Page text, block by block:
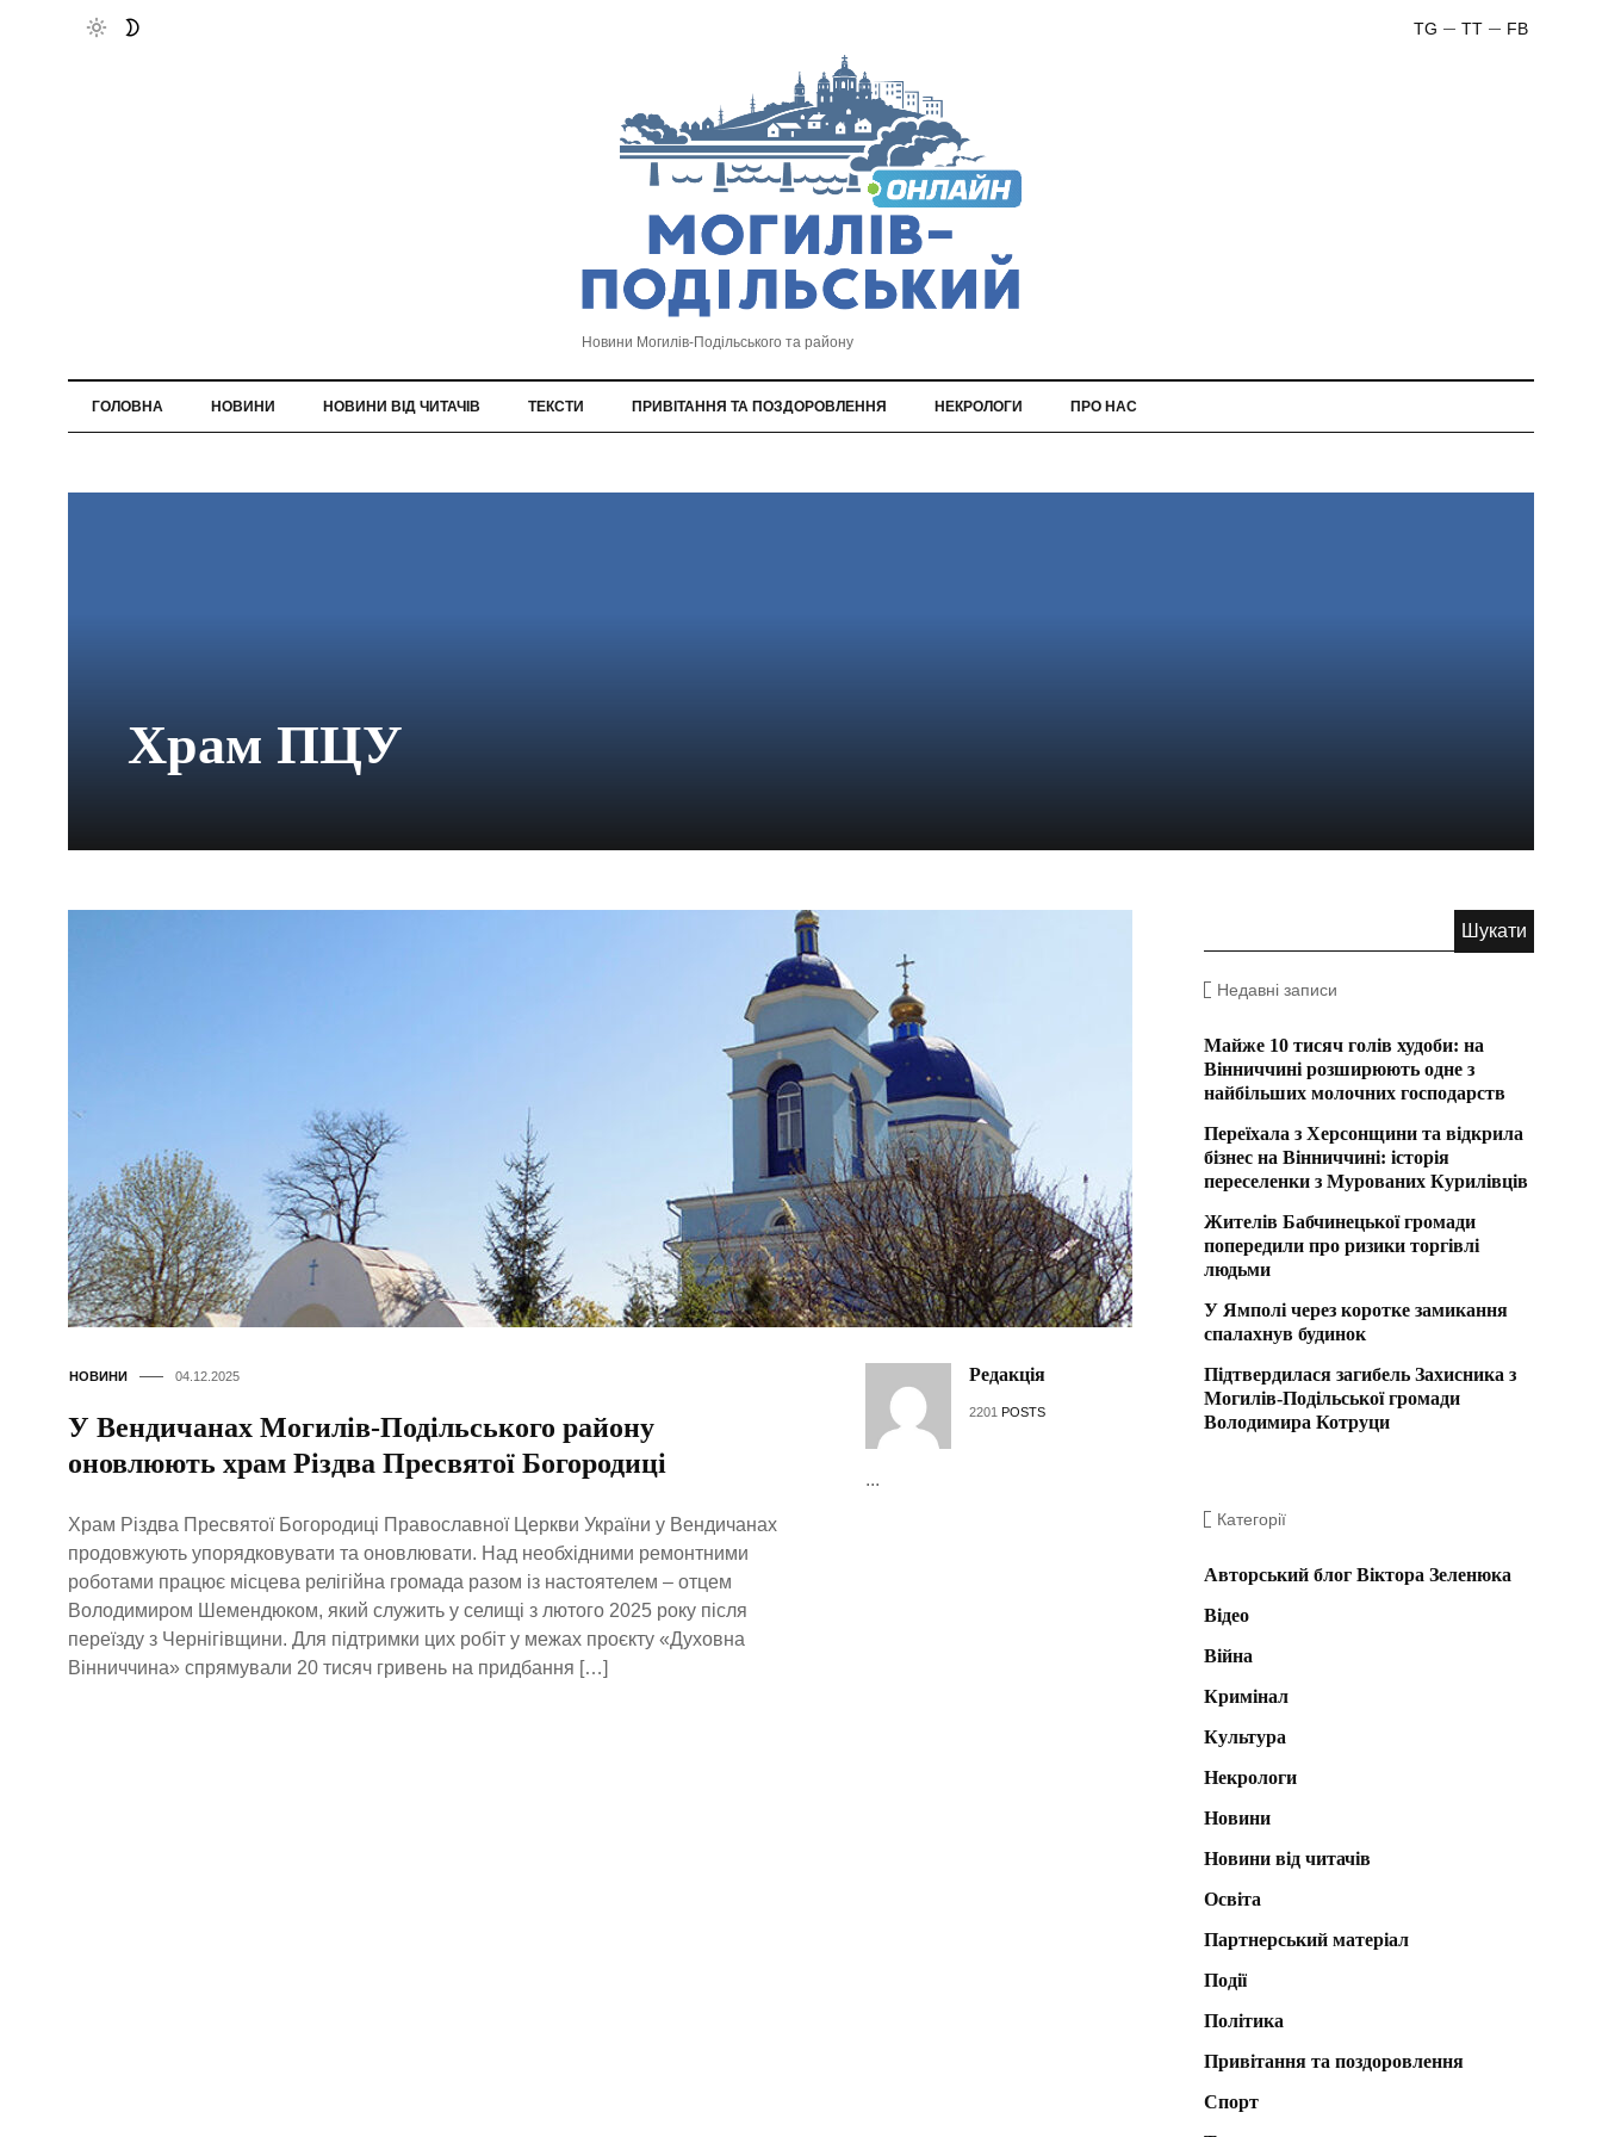
FB
TT
TG
Новини Могилів-Подільського та району
ГОЛОВНА НОВИНИ НОВИНИ ВІД ЧИТАЧІВ ТЕКСТИ ПРИВІТАННЯ ТА ПОЗДОРОВЛЕННЯ НЕКРОЛОГИ ПРО НАС
Храм ПЦУ
НОВИНИ 04.12.2025
У Вендичанах Могилів-Подільського району
оновлюють храм Різдва Пресвятої Богородиці
Храм Різдва Пресвятої Богородиці Православної Церкви України у Вендичанах
продовжують упорядковувати та оновлювати. Над необхідними ремонтними
роботами працює місцева релігійна громада разом із настоятелем – отцем
Володимиром Шемендюком, який служить у селищі з лютого 2025 року після
переїзду з Чернігівщини. Для підтримки цих робіт у межах проєкту «Духовна
Вінниччина» спрямували 20 тисяч гривень на придбання […]
Редакція
2201 POSTS
...
Недавні записи
Майже 10 тисяч голів худоби: на
Вінниччині розширюють одне з
найбільших молочних господарств
Переїхала з Херсонщини та відкрила
бізнес на Вінниччині: історія
переселенки з Мурованих Курилівців
Жителів Бабчинецької громади
попередили про ризики торгівлі
людьми
У Ямполі через коротке замикання
спалахнув будинок
Підтвердилася загибель Захисника з
Могилів-Подільської громади
Володимира Котруци
Категорії
Авторський блог Віктора Зеленюка
Відео
Війна
Кримінал
Культура
Некрологи
Новини
Новини від читачів
Освіта
Партнерський матеріал
Події
Політика
Привітання та поздоровлення
Спорт